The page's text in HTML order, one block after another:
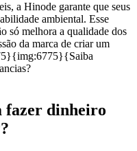
a Hinode garante que seus
ambiental. Esse
só melhora a qualidade dos
da marca de criar um
fazer dinheiro